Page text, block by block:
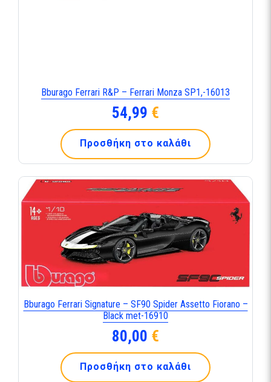
Bburago Ferrari R&P – Ferrari Monza SP1,-16013
54,99 €
Προσθήκη στο καλάθι
Bburago Ferrari Signature – SF90 Spider Assetto Fiorano –
Black met-16910
80,00 €
Προσθήκη στο καλάθι